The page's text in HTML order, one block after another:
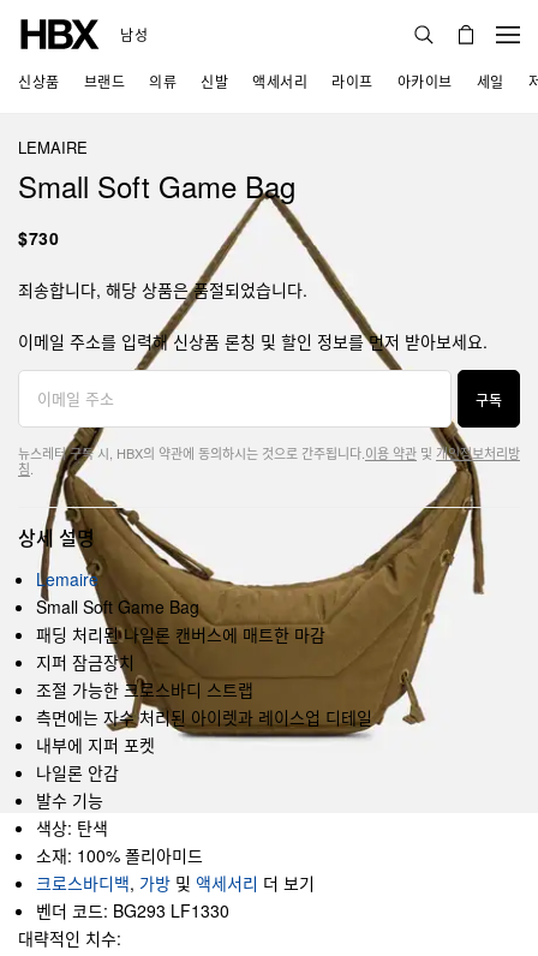
남성
신상품 브랜드 의류 신발 액세서리 라이프 아카이브 세일
LEMAIRE
Small Soft Game Bag
$730
죄송합니다, 해당 상품은 품절되었습니다.
이메일 주소를 입력해 신상품 론칭 및 할인 정보를 먼저 받아보세요.
구독
뉴스레터 구독 시, HBX의 약관에 동의하시는 것으로 간주됩니다. 이용 약관 및 개인정보처리방
침
상세 설명
Lemaire
Small Soft Game Bag
패딩 처리된 나일론 캔버스에 매트한 마감
지퍼 잠금장치
조절 가능한 크로스바디 스트랩
측면에는 자수 처리된 아이렛과 레이스업 디테일
내부에 지퍼 포켓
나일론 안감
발수 기능
색상: 탄색
소재: 100% 폴리아미드
크로스바디백, 가방 및 액세서리 더 보기
벤더 코드: BG293 LF1330
대략적인 치수: